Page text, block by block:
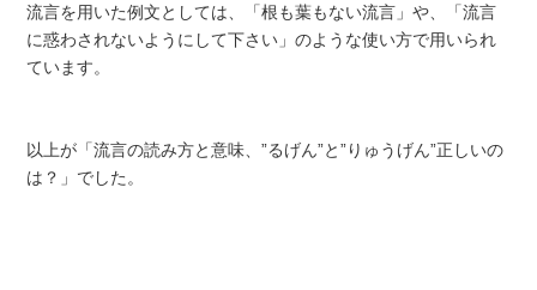
流言を用いた例文としては、「根も葉もない流言」や、「流言
に惑わされないようにして下さい」のような使い方で用いられ
ています。
以上が「流言の読み方と意味、”るげん”と”りゅうげん”正しいの
は？」でした。